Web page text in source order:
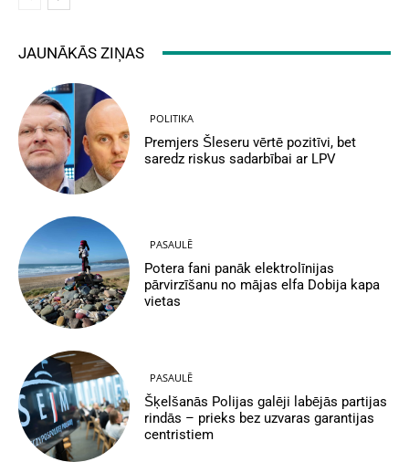
JAUNĀKĀS ZIŅAS
POLITIKA
Premjers Šleseru vērtē pozitīvi, bet
saredz riskus sadarbībai ar LPV
PASAULĒ
Potera fani panāk elektrolīnijas
pārvirzīšanu no mājas elfa Dobija kapa
vietas
PASAULĒ
Šķelšanās Polijas galēji labējās partijas
rindās – prieks bez uzvaras garantijas
centristiem